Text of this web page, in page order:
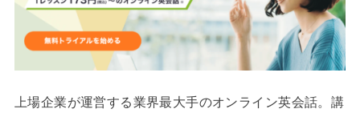
上場企業が運営する業界最大手のオンライン英会話。講